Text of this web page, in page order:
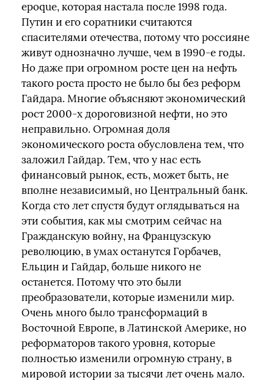
epoque, которая настала после 1998 года.
Путин и его соратники считаются
спасителями отечества, потому что россияне
живут однозначно лучше, чем в 1990-е годы.
Но даже при огромном росте цен на нефть
такого роста просто не было бы без реформ
Гайдара. Многие объясняют экономический
рост 2000-х дороговизной нефти, но это
неправильно. Огромная доля
экономического роста обусловлена тем, что
заложил Гайдар. Тем, что у нас есть
финансовый рынок, есть, может быть, не
вполне независимый, но Центральный банк.
Когда сто лет спустя будут оглядываться на
эти события, как мы смотрим сейчас на
Гражданскую войну, на Французскую
революцию, в умах останутся Горбачев,
Ельцин и Гайдар, больше никого не
останется. Потому что это были
преобразователи, которые изменили мир.
Очень много было трансформаций в
Восточной Европе, в Латинской Америке, но
реформаторов такого уровня, которые
полностью изменили огромную страну, в
мировой истории за тысячи лет очень мало.